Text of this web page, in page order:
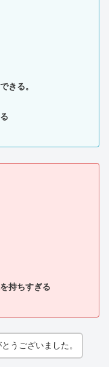
きる。
持ちすぎる
うございました。